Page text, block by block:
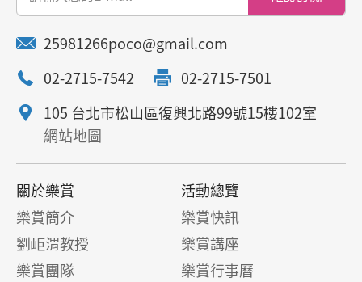
25981266poco@gmail.com
02-2715-7542
02-2715-7501
105 台北市松山區復興北路99號15樓102室
網站地圖
關於樂賞
樂賞簡介
劉岠渭教授
樂賞團隊
活動總覽
樂賞快訊
樂賞講座
樂賞行事曆